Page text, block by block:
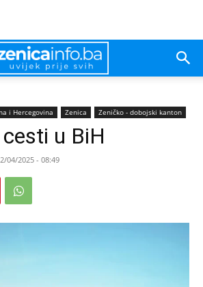
i Hercegovina Zenica Zeničko - dobojski kanton
u BiH
04/2025 - 08:49